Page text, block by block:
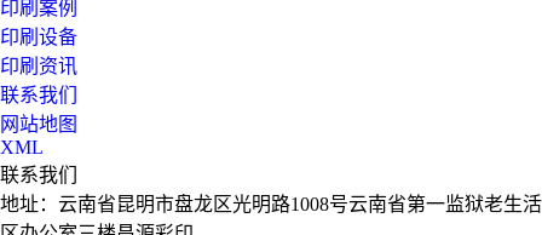
印刷案例
印刷设备
印刷资讯
联系我们
网站地图
XML
联系我们
地址：云南省昆明市盘龙区光明路1008号云南省第一监狱老生活